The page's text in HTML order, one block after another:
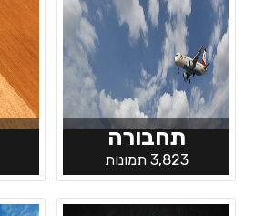
תחבורה
3,823 תמונות